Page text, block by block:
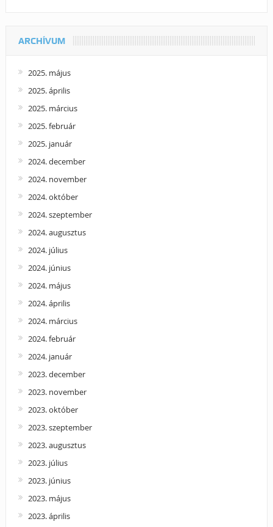
ARCHÍVUM
2025. május
2025. április
2025. március
2025. február
2025. január
2024. december
2024. november
2024. október
2024. szeptember
2024. augusztus
2024. július
2024. június
2024. május
2024. április
2024. március
2024. február
2024. január
2023. december
2023. november
2023. október
2023. szeptember
2023. augusztus
2023. július
2023. június
2023. május
2023. április